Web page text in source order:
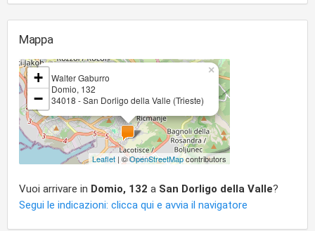
Mappa
Walter Gaburro
Domio, 132
34018 - San Dorligo della Valle (Trieste)
×
+
−
Leaflet | ©OpenStreetMapcontributors
Vuoi arrivare in Domio, 132 a San Dorligo della Valle?
Segui le indicazioni: clicca qui e avvia il navigatore